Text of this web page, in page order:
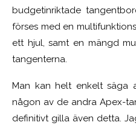
budgetinriktade
förses med en
ett hjul, samt en mängd
tangenterna.
Man kan helt enkelt säga
någon av de andra Apex-
definitivt gilla även detta.